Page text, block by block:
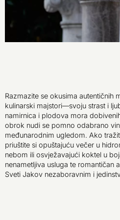
Razmazite se okusima autentičnih
kulinarski majstori—svoju strast i
namirnica i plodova mora
obrok nudi se pomno odabrano
međunarodnim ugledom. Ako
priuštite si opuštajuću večer u
nebom ili osvježavajući koktel u
nenametljiva usluga te romantičan
Sveti Jakov nezaboravnim i